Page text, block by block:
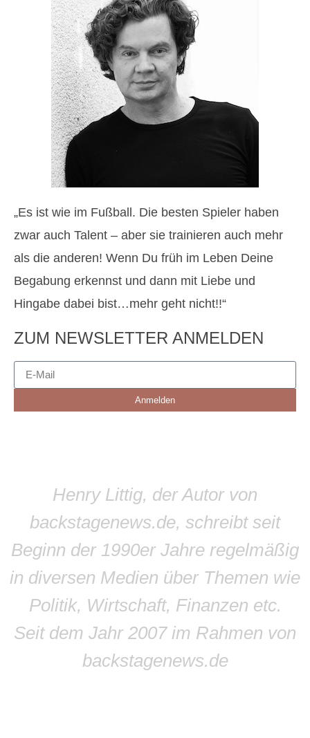
„Es ist wie im Fußball. Die besten Spieler haben
zwar auch Talent – aber sie trainieren auch mehr
als die anderen! Wenn Du früh im Leben Deine
Begabung erkennst und dann mit Liebe und
Hingabe dabei bist…mehr geht nicht!!“
ZUM NEWSLETTER ANMELDEN
Anmelden
Henry Littig, der Autor von
backstagenews.de, schreibt seit
Beginn der 1990er Jahre regelmäßig
in diversen Medien über Themen wie
Politik, Wirtschaft, Finanzen etc.
Seit dem Jahr 2007 im Rahmen von
backstagenews.de